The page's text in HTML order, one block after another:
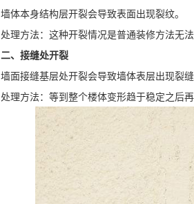
墙体本身结构层开裂会导致表面出现裂纹。
处理方法：这种开裂情况是普通装修方法无
二、接缝处开裂
墙面接缝基层处开裂会导致墙体表层出现裂缝
处理方法：等到整个楼体变形趋于稳定之后再